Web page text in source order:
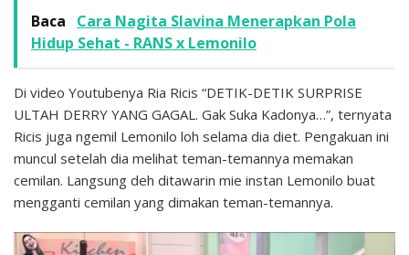
Baca
Cara Nagita Slavina Menerapkan Pola
Hidup Sehat - RANS x Lemonilo
Di video Youtubenya Ria Ricis “DETIK-DETIK SURPRISE
ULTAH DERRY YANG GAGAL. Gak Suka Kadonya…”, ternyata
Ricis juga ngemil Lemonilo loh selama dia diet. Pengakuan ini
muncul setelah dia melihat teman-temannya memakan
cemilan. Langsung deh ditawarin mie instan Lemonilo buat
mengganti cemilan yang dimakan teman-temannya.